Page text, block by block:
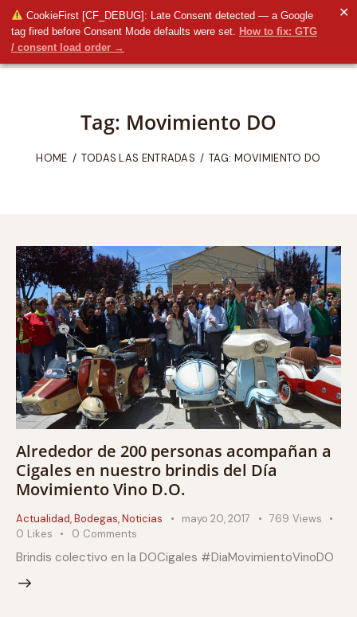
CookieFirst [CF_DEBUG]: Late Consent detected — a Google
tag fired before Consent Mode defaults were set. How to fix: GTG
/ consent load order →
✕
Tag: Movimiento DO
HOME TODAS LAS ENTRADAS TAG: MOVIMIENTO DO
Alrededor de 200 personas acompañan a
Cigales en nuestro brindis del Día
Movimiento Vino D.O.
Actualidad,Bodegas,Noticias mayo 20, 2017 769 Views
0 Likes 0 Comments
Brindis colectivo en la DOCigales #DiaMovimientoVinoDO